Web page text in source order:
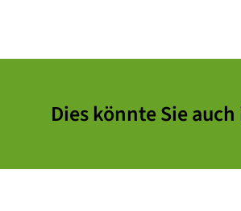
Dies könnte Sie